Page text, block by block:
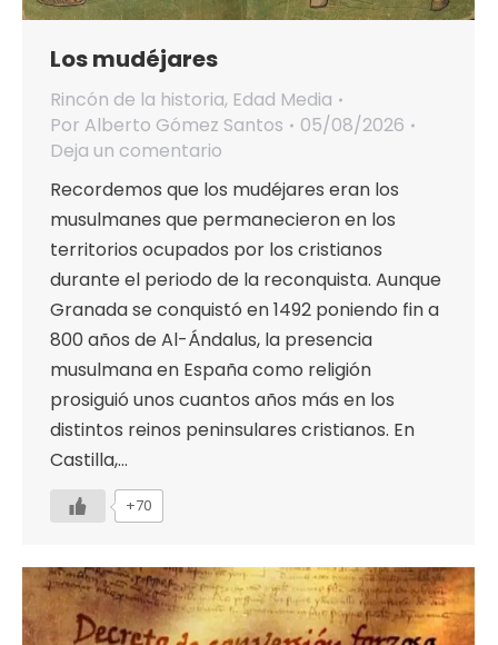
Los mudéjares
Rincón de la historia, Edad Media
Por Alberto Gómez Santos
05/08/2026
Deja un comentario
Recordemos que los mudéjares eran los
musulmanes que permanecieron en los
territorios ocupados por los cristianos
durante el periodo de la reconquista. Aunque
Granada se conquistó en 1492 poniendo fin a
800 años de Al-Ándalus, la presencia
musulmana en España como religión
prosiguió unos cuantos años más en los
distintos reinos peninsulares cristianos. En
Castilla,…
+70